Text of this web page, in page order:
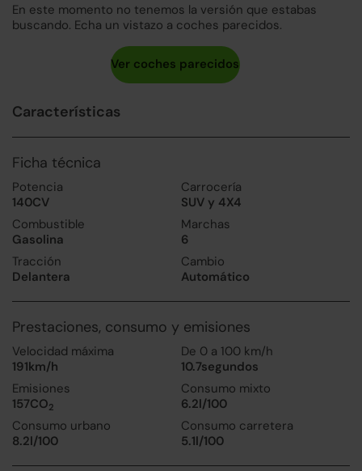
En este momento no tenemos la versión que estabas
buscando. Echa un vistazo a coches parecidos.
Características
Ficha técnica
Potencia
140CV
Carrocería
SUV y 4X4
Combustible
Gasolina
Marchas
6
Tracción
Delantera
Cambio
Automático
Prestaciones, consumo y emisiones
Velocidad máxima
191km/h
De 0 a 100 km/h
10.7segundos
Emisiones
157CO2
Consumo mixto
6.2l/100
Consumo urbano
8.2l/100
Consumo carretera
5.1l/100